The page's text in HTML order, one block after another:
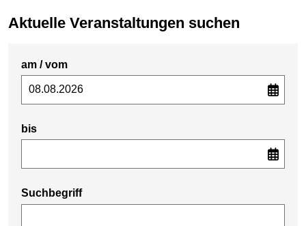
Aktuelle Veranstaltungen suchen
am / vom
bis
Suchbegriff